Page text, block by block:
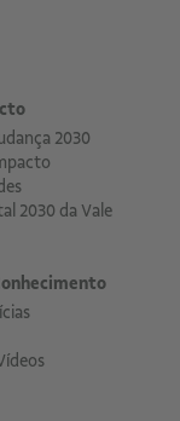
2030
2030 da Vale